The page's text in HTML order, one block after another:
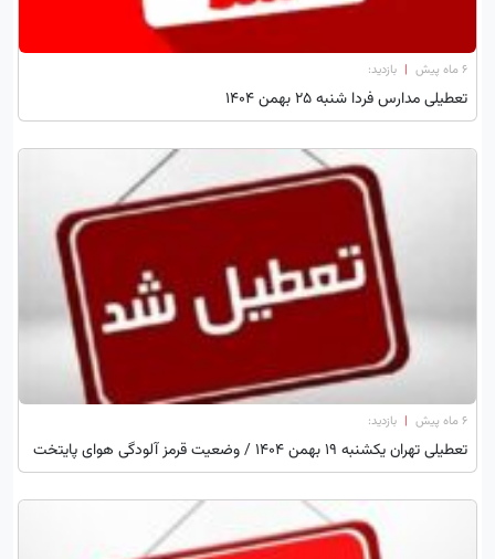
۶ ماه پیش | بازدید:
تعطیلی مدارس فردا شنبه 25 بهمن 1404
۶ ماه پیش | بازدید:
تعطیلی تهران یکشنبه 19 بهمن 1404 / وضعیت قرمز آلودگی هوای پایتخت